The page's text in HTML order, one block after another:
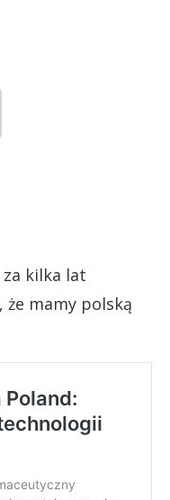
za kilka lat
że mamy polską